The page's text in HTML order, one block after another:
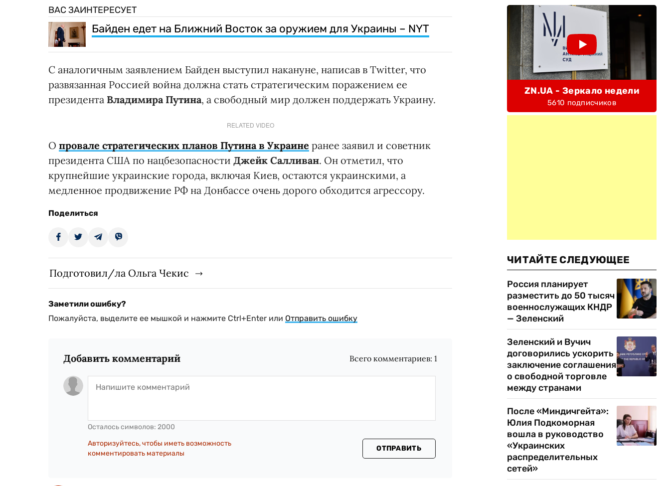
ВАС ЗАИНТЕРЕСУЕТ
Байден едет на Ближний Восток за оружием для Украины – NYT
С аналогичным заявлением Байден выступил накануне, написав в Twitter, что
развязанная Россией война должна стать стратегическим поражением ее
президента Владимира Путина, а свободный мир должен поддержать Украину.
RELATED VIDEO
О провале стратегических планов Путина в Украине ранее заявил и советник
президента США по нацбезопасности Джейк Салливан. Он отметил, что
крупнейшие украинские города, включая Киев, остаются украинскими, а
медленное продвижение РФ на Донбассе очень дорого обходится агрессору.
Поделиться
Подготовил/ла Ольга Чекис
Заметили ошибку?
Пожалуйста, выделите ее мышкой и нажмите Ctrl+Enter или Отправить ошибку
Добавить комментарий Всего комментариев:1
Осталось символов: 2000
Авторизуйтесь, чтобы иметь возможность
комментировать материалы
ОТПРАВИТЬ
ZN.UA - Зеркало недели
5610 подписчиков
ЧИТАЙТЕ СЛЕДУЮЩЕЕ
Россия планирует
разместить до 50 тысяч
военнослужащих КНДР
— Зеленский
Зеленский и Вучич
договорились ускорить
заключение соглашения
о свободной торговле
между странами
После «Миндичгейта»:
Юлия Подкоморная
вошла в руководство
«Украинских
распределительных
сетей»